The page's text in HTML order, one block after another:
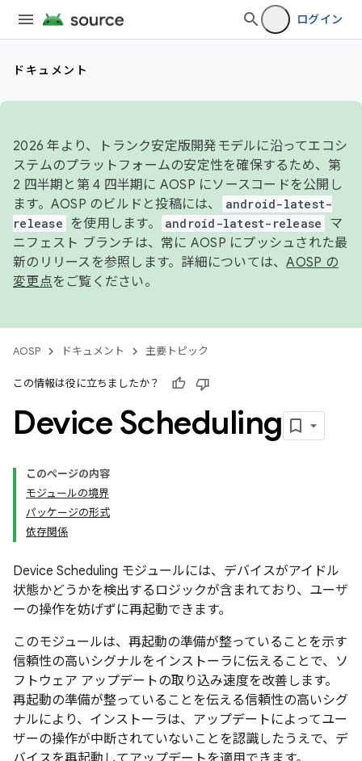
ログイン
ドキュメント
2026 年より、トランク安定版開発モデルに沿ってエコシ
ステムのプラットフォームの安定性を確保するため、第
2 四半期と第 4 四半期に AOSP にソースコードを公開し
ます。AOSP のビルドと投稿には、
android-latest-
release
を使用します。 android-latest-release
マ
ニフェスト ブランチは、常に AOSP にプッシュされた最
新のリリースを参照します。詳細については、AOSP の
変更点をご覧ください。
AOSP ドキュメント 主要トピック
この情報は役に立ちましたか？
Device Scheduling
このページの内容
モジュールの境界
パッケージの形式
依存関係
Device Scheduling モジュールには、デバイスがアイドル
状態かどうかを検出するロジックが含まれており、ユーザ
ーの操作を妨げずに再起動できます。
このモジュールは、再起動の準備が整っていることを示す
信頼性の高いシグナルをインストーラに伝えることで、ソ
フトウェア アップデートの取り込み速度を改善します。
再起動の準備が整っていることを伝える信頼性の高いシグ
ナルにより、インストーラは、アップデートによってユー
ザーの操作が中断されていないことを認識したうえで、デ